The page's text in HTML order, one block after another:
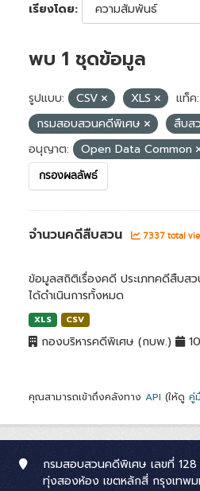
เรียงโดย
พบ 1 ชุดข้อมูล
รูปแบบ: CSV XLS
แท็ค:
กรมสอบสวนคดีพิเศษ
สืบส
อนุญาต:
Open Data Common
กรองผลลัพธ์
จำนวนคดีสืบสวน 7337 total
ข้อมูลสถิติเรื่องคดี ประเภทคดีสืบส
ได้ดำเนินการทั้งหมด
XLS CSV
กองบริหารคดีพิเศษ (กบพ.)
คุณสามารถเข้าถึงคลังทาง API (ให้ดู คู่
กรมสอบสวนคดีพิเศษ เลขที่
ทุ่งสองห้อง เขตหลักสี่ กรุงเทพม